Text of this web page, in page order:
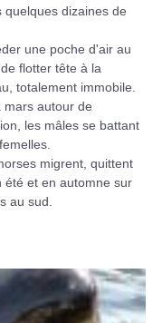
dizaines de
une poche d'air au
flotter tête à la
totalement immobile.
mars autour de
les mâles se battant
migrent, quittent
été et en automne sur
au sud.